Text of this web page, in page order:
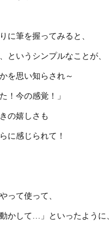
に筆を握ってみると、
というシンプルなことが、
を思い知らされ～
！今の感覚！」
の嬉しさも
に感じられて！
って使って、
かして…」といったように、